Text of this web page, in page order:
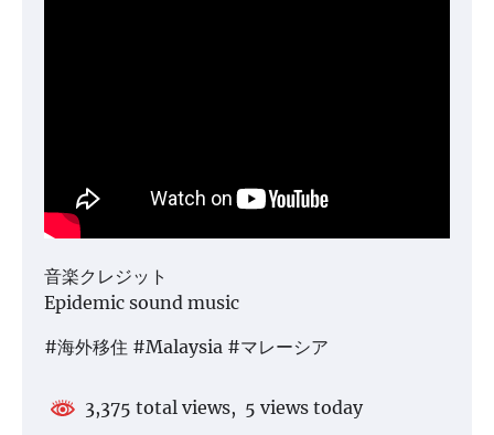
音楽クレジット
Epidemic sound music
#海外移住 #Malaysia #マレーシア
3,375 total views, 5 views today